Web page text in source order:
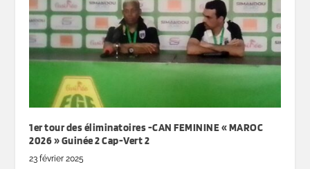
1er tour des éliminatoires -CAN FEMININE « MAROC
2026 » Guinée 2 Cap-Vert 2
23 février 2025